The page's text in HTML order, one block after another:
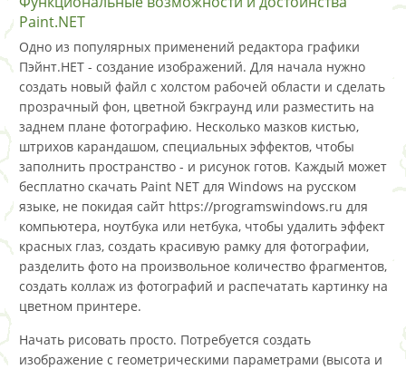
Paint.NET
Одно из популярных применений редактора графики
Пэйнт.НЕТ - создание изображений. Для начала нужно
создать новый файл с холстом рабочей области и сделать
прозрачный фон, цветной бэкграунд или разместить на
заднем плане фотографию. Несколько мазков кистью,
штрихов карандашом, специальных эффектов, чтобы
заполнить пространство - и рисунок готов. Каждый может
бесплатно скачать Paint NET для Windows на русском
языке, не покидая сайт https://programswindows.ru для
компьютера, ноутбука или нетбука, чтобы удалить эффект
красных глаз, создать красивую рамку для фотографии,
разделить фото на произвольное количество фрагментов,
создать коллаж из фотографий и распечатать картинку на
цветном принтере.
Начать рисовать просто. Потребуется создать
изображение с геометрическими параметрами (высота и